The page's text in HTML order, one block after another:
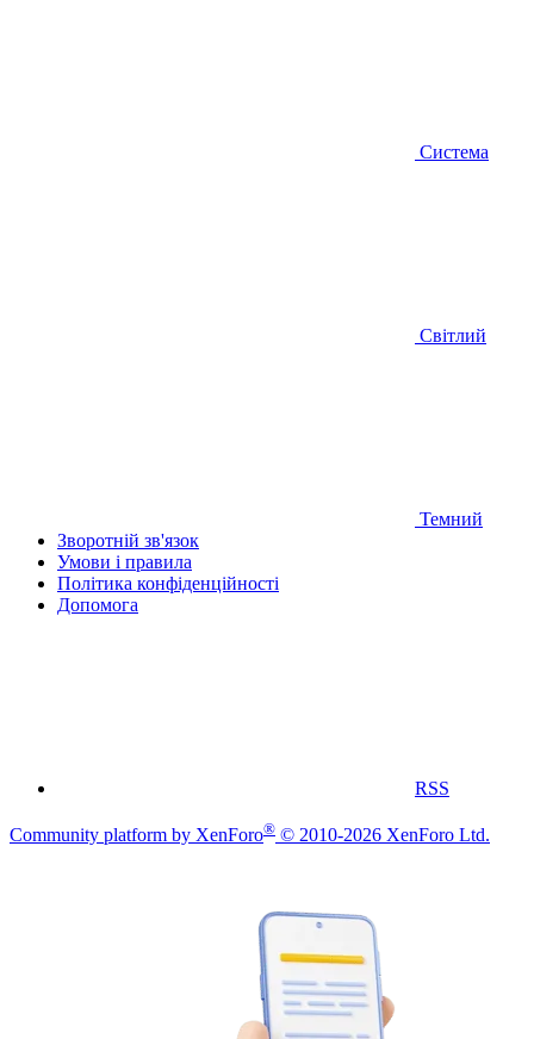
Система
Світлий
Темний
Зворотній зв'язок
Умови і правила
Політика конфіденційності
Дoпoмoга
RSS
Community platform by XenForo® © 2010-2026 XenForo Ltd.